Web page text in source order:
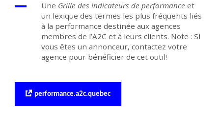
Une Grille des indicateurs de performance et
un lexique des termes les plus fréquents liés
à la performance destinée aux agences
membres de l’A2C et à leurs clients. Note : Si
vous êtes un annonceur, contactez votre
agence pour bénéficier de cet outil!
performance.a2c.quebec